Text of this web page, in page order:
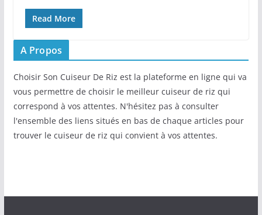
Read More
A Propos
Choisir Son Cuiseur De Riz est la plateforme en ligne qui va
vous permettre de choisir le meilleur cuiseur de riz qui
correspond à vos attentes. N'hésitez pas à consulter
l'ensemble des liens situés en bas de chaque articles pour
trouver le cuiseur de riz qui convient à vos attentes.